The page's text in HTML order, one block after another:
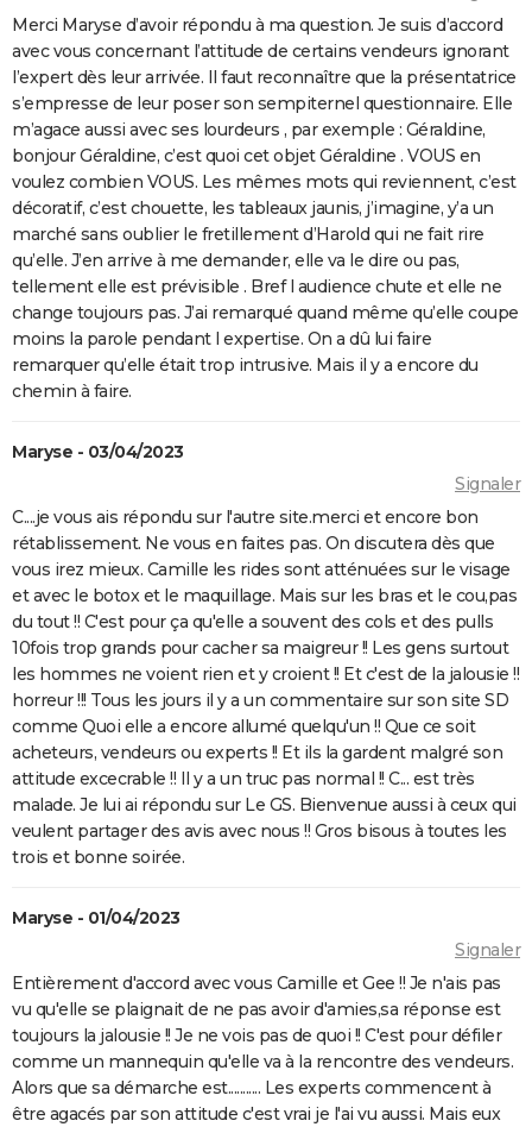
Merci Maryse d’avoir répondu à ma question. Je suis d’accord
avec vous concernant l’attitude de certains vendeurs ignorant
l’expert dès leur arrivée. Il faut reconnaître que la présentatrice
s’empresse de leur poser son sempiternel questionnaire. Elle
m’agace aussi avec ses lourdeurs , par exemple : Géraldine,
bonjour Géraldine, c’est quoi cet objet Géraldine . VOUS en
voulez combien VOUS. Les mêmes mots qui reviennent, c’est
décoratif, c’est chouette, les tableaux jaunis, j’imagine, y’a un
marché sans oublier le fretillement d’Harold qui ne fait rire
qu’elle. J’en arrive à me demander, elle va le dire ou pas,
tellement elle est prévisible . Bref l audience chute et elle ne
change toujours pas. J’ai remarqué quand même qu’elle coupe
moins la parole pendant l expertise. On a dû lui faire
remarquer qu’elle était trop intrusive. Mais il y a encore du
chemin à faire.
Maryse - 03/04/2023
Signaler
C....je vous ais répondu sur l'autre site.merci et encore bon
rétablissement. Ne vous en faites pas. On discutera dès que
vous irez mieux. Camille les rides sont atténuées sur le visage
et avec le botox et le maquillage. Mais sur les bras et le cou,pas
du tout !! C'est pour ça qu'elle a souvent des cols et des pulls
10fois trop grands pour cacher sa maigreur !! Les gens surtout
les hommes ne voient rien et y croient !! Et c'est de la jalousie !!
horreur !!! Tous les jours il y a un commentaire sur son site SD
comme Quoi elle a encore allumé quelqu'un !! Que ce soit
acheteurs, vendeurs ou experts !! Et ils la gardent malgré son
attitude excecrable !! Il y a un truc pas normal !! C... est très
malade. Je lui ai répondu sur Le GS. Bienvenue aussi à ceux qui
veulent partager des avis avec nous !! Gros bisous à toutes les
trois et bonne soirée.
Maryse - 01/04/2023
Signaler
Entièrement d'accord avec vous Camille et Gee !! Je n'ais pas
vu qu'elle se plaignait de ne pas avoir d'amies,sa réponse est
toujours la jalousie !! Je ne vois pas de quoi !! C'est pour défiler
comme un mannequin qu'elle va à la rencontre des vendeurs.
Alors que sa démarche est........... Les experts commencent à
être agacés par son attitude c'est vrai je l'ai vu aussi. Mais eux